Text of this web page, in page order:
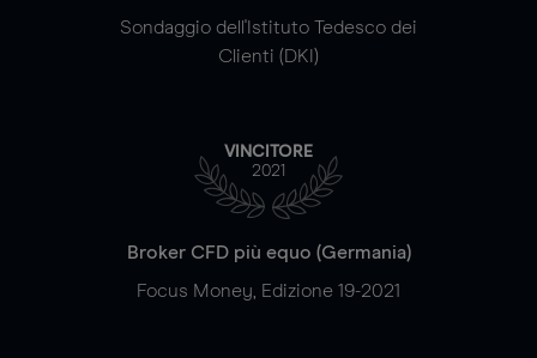
Sondaggio dell'Istituto Tedesco dei
Clienti (DKI)
VINCITORE
2021
Broker CFD più equo (Germania)
Focus Money, Edizione 19-2021